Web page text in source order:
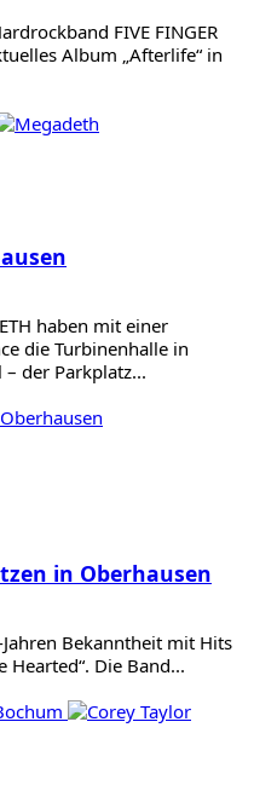
FIVE FINGER
Album „Afterlife“ in
haben mit einer
die Turbinenhalle in
der Parkplatz...
in Oberhausen
Bekanntheit mit Hits
Hearted“. Die Band...